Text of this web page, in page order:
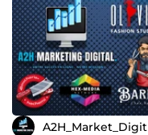
A2H_Market_Digit